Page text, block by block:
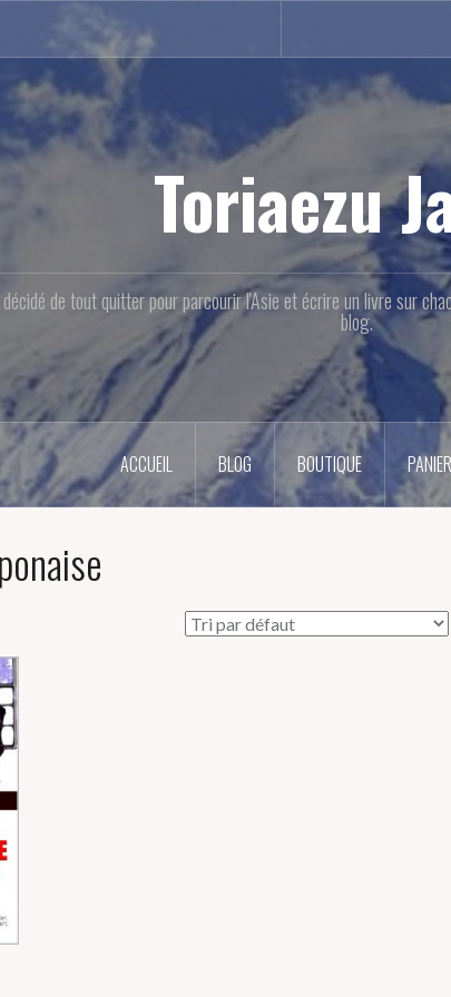
Toriaezu
de tout quitter pour parcourir l'Asie et écrire un livre sur
blog.
ACCUEIL BLOG BOUTIQUE PANIER